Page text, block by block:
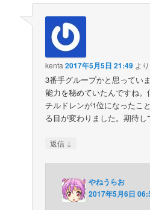
kenta 2017年5月5日 21:49 よ
3番手グループかと思ってい
能力を秘めていたんですね。
チルドレンが1位になったこ
る目が変わりました。期待し
返信 ↓
やねうらお
2017年5月6日